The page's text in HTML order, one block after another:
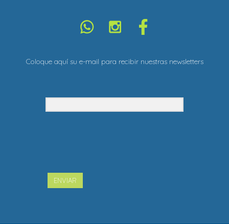
Coloque aquí su e-mail para recibir nuestras newsletters
ENVIAR